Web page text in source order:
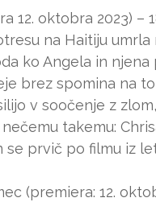
12. oktobra 2023) –
na Haitiju
ko Angela in
brez spomina na
v soočenje z
takemu:
prvič po filmu iz
(premiera: 12.